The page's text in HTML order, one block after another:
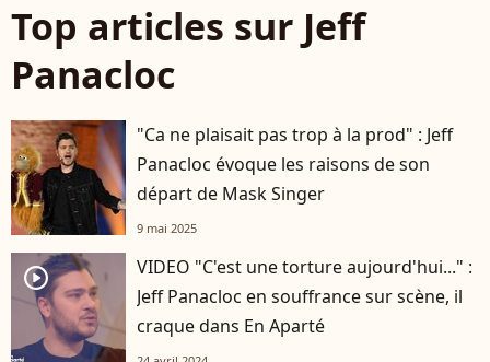
Top articles sur Jeff
Panacloc
"Ca ne plaisait pas trop à la prod" : Jeff
Panacloc évoque les raisons de son
départ de Mask Singer
9 mai 2025
player2
VIDEO "C'est une torture aujourd'hui..." :
Jeff Panacloc en souffrance sur scène, il
craque dans En Aparté